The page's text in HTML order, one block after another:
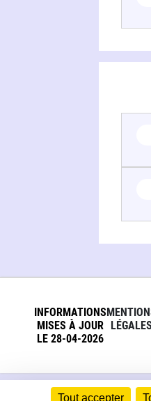
Tout accepter
INFORMATIONS
MISES À JOUR
LE 28-04-2026
LÉGALES